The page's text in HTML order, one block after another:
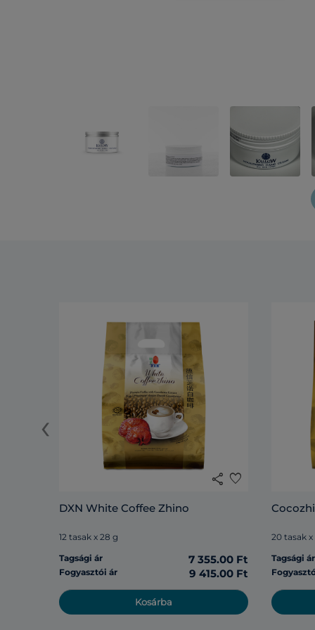
share favorite
DXN White Coffee Zhino
12 tasak x 28 g
Tagsági ár
7 355.00 Ft
Fogyasztói ár 9 415.00 Ft
Kosárba
Cocozhi
20 tasak x
Tagsági ár
‹